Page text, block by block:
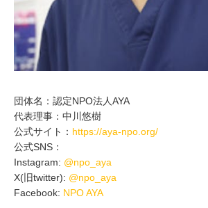
団体名：認定NPO法人AYA
代表理事：中川悠樹
公式サイト： https://aya-npo.org/
公式SNS：
Instagram: @npo_aya
X(旧twitter): @npo_aya
Facebook: NPO AYA